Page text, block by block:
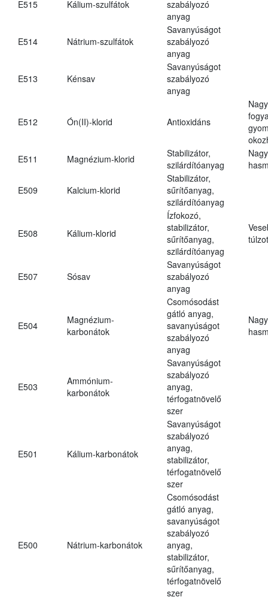
E515 Kálium-szulfátok
szabályozó
anyag
E514 Nátrium-szulfátok
Savanyúságot
szabályozó
anyag
E513 Kénsav
Savanyúságot
szabályozó
anyag
E512 Ón(II)-klorid Antioxidáns
E511
Magnézium-klorid
Stabilizátor,
szilárdítóanyag
E509 Kalcium-klorid
Stabilizátor,
sűrítőanyag,
szilárdítóanyag
E508 Kálium-klorid
Ízfokozó,
stabilizátor,
sűrítőanyag,
szilárdítóanyag
E507 Sósav
Savanyúságot
szabályozó
anyag
E504
Magnézium-
karbonátok
Csomósodást
gátló anyag,
savanyúságot
szabályozó
anyag
E503
Ammónium-
karbonátok
Savanyúságot
szabályozó
anyag,
térfogatnövelő
szer
E501 Kálium-karbonátok
Savanyúságot
szabályozó
anyag,
stabilizátor,
térfogatnövelő
szer
E500 Nátrium-karbonátok
Csomósodást
gátló anyag,
savanyúságot
szabályozó
anyag,
stabilizátor,
sűrítőanyag,
térfogatnövelő
szer